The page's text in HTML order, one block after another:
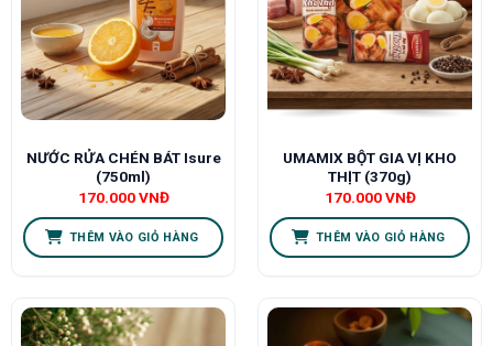
NƯỚC RỬA CHÉN BÁT Isure
(750ml)
170.000VNĐ
THÊM VÀO GIỎ HÀNG
UMAMIX BỘT GIA VỊ KHO
THỊT (370g)
170.000VNĐ
THÊM VÀO GIỎ HÀNG